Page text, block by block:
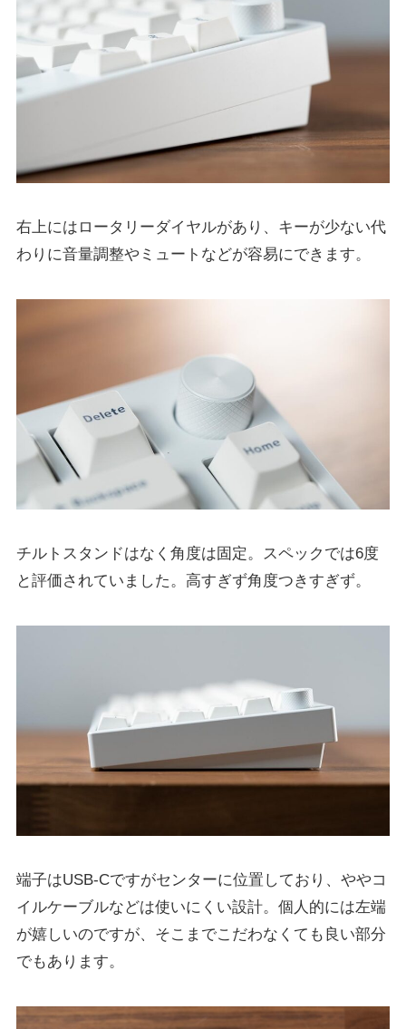
右上にはロータリーダイヤルがあり、キーが少ない代
わりに音量調整やミュートなどが容易にできます。
チルトスタンドはなく角度は固定。スペックでは6度
と評価されていました。高すぎず角度つきすぎず。
端子はUSB-Cですがセンターに位置しており、ややコ
イルケーブルなどは使いにくい設計。個人的には左端
が嬉しいのですが、そこまでこだわなくても良い部分
でもあります。